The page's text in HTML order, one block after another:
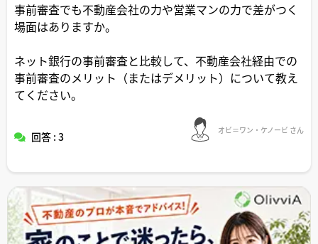
事前審査でも不動産会社の力や営業マンの力で差がつく
場面はありますか。
ネット銀行の事前審査と比較して、不動産会社経由での
事前審査のメリット（またはデメリット）について教え
てください。
回答 : 3 オビ＝ワン・ケノービ さん